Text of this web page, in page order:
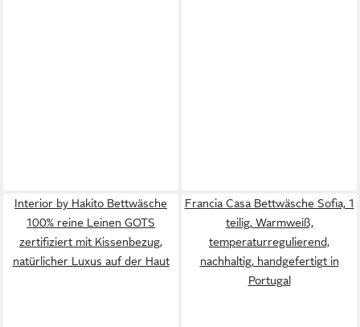
Interior by Hakito Bettwäsche
100% reine Leinen GOTS
zertifiziert mit Kissenbezug,
natürlicher Luxus auf der Haut
Francia Casa Bettwäsche Sofia, 1
teilig, Warmweiß,
temperaturregulierend,
nachhaltig, handgefertigt in
Portugal